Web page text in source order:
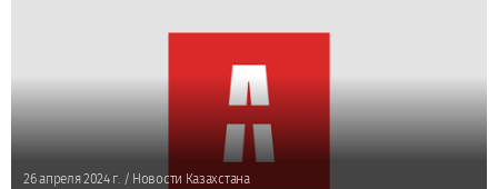
26 апреля 2024 г./ Новости Казахстана